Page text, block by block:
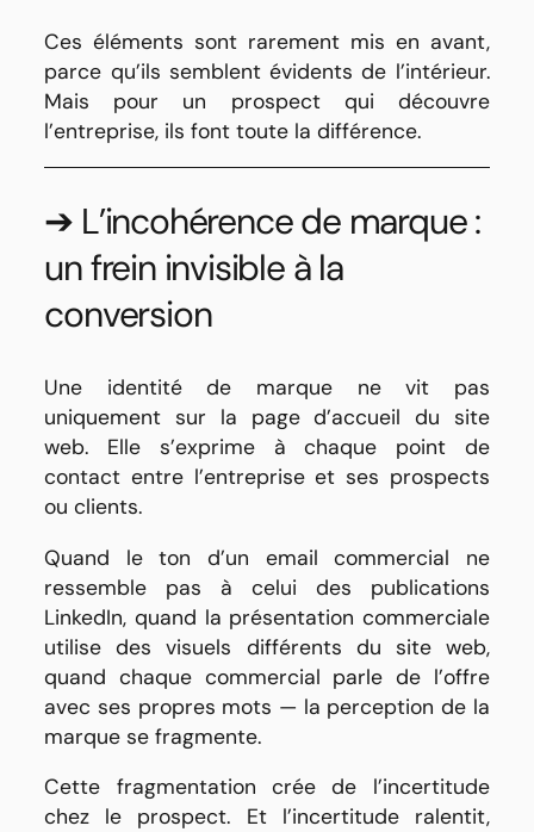
Ces éléments sont rarement mis en avant,
parce qu’ils semblent évidents de l’intérieur.
Mais pour un prospect qui découvre
l’entreprise, ils font toute la différence.
➔ L’incohérence de marque :
un frein invisible à la
conversion
Une identité de marque ne vit pas
uniquement sur la page d’accueil du site
web. Elle s’exprime à chaque point de
contact entre l’entreprise et ses prospects
ou clients.
Quand le ton d’un email commercial ne
ressemble pas à celui des publications
LinkedIn, quand la présentation commerciale
utilise des visuels différents du site web,
quand chaque commercial parle de l’offre
avec ses propres mots — la perception de la
marque se fragmente.
Cette fragmentation crée de l’incertitude
chez le prospect. Et l’incertitude ralentit,